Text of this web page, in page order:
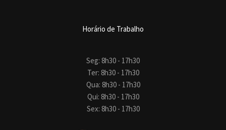
Horário de Trabalho
Seg: 8h30 - 17h30
Ter: 8h30 - 17h30
Qua: 8h30 - 17h30
Qui: 8h30 - 17h30
Sex: 8h30 - 17h30